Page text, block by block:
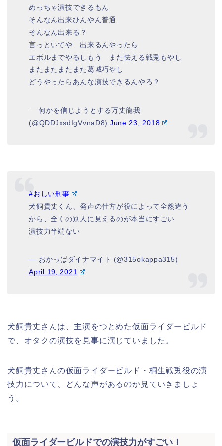
めっちゃ演技できるもん
そんなん出来ひんやん普通
そんなん出来る？
言っといてや 出来るんやったら
エボルまでやるしもう また怯える戦兎もやし
またまたまたまた葛城巧やし
どうやったらあんな演技できるんやろ？
— 何かを信じようとする万丈龍我
(@QDDJxsdIgVvnaD8) June 23, 2018
#おしい刑事
犬飼貴丈くん、発声の仕方が役によって全然違う
から、全くの別人に見えるのが本当にすごい
演技力半端ない
— おかっぱダイナマイト (@315okappa315)
April 19, 2021
犬飼貴丈さんは、主演をつとめた仮面ライダービルド
で、オタクの演技を見事に演じていました。
犬飼貴丈さんの仮面ライダービルド・桐生戦兎役の演
技力について、どんな声があるのか見ていきましょ
う。
仮面ライダービルドでの演技力がすごい！